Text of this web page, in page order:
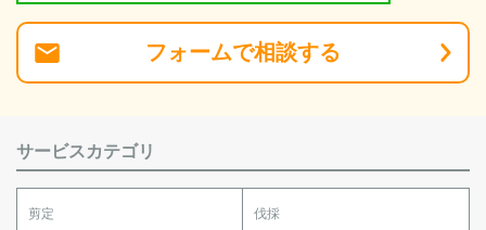
フォームで相談する
サービスカテゴリ
剪定 伐採